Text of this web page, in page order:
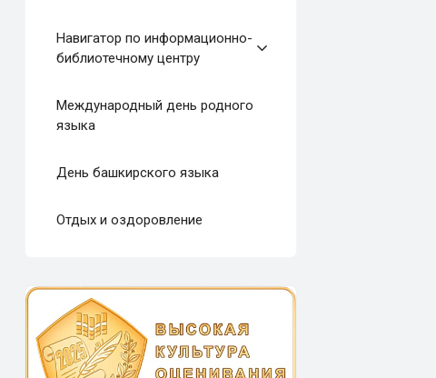
Навигатор по информационно-
библиотечному центру
Международный день родного
языка
День башкирского языка
Отдых и оздоровление